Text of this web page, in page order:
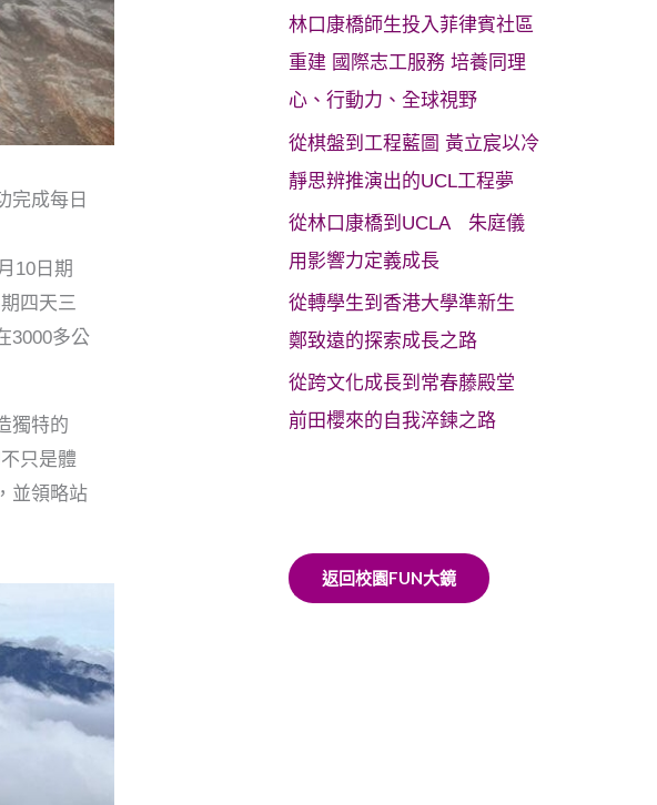
完成每日
10日期
四天三
3000多公
獨特的
只是體
並領略站
林口康橋師生投入菲律賓社區
重建 國際志工服務 培養同理
心、行動力、全球視野
從棋盤到工程藍圖 黃立宸以冷
靜思辨推演出的UCL工程夢
從林口康橋到UCLA 朱庭儀
用影響力定義成長
從轉學生到香港大學準新生
鄭致遠的探索成長之路
從跨文化成長到常春藤殿堂
前田櫻來的自我淬鍊之路
返回校園FUN大鏡